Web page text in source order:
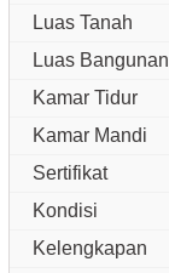
Luas Tanah
Luas Bangunan
Kamar Tidur
Kamar Mandi
Sertifikat
Kondisi
Kelengkapan